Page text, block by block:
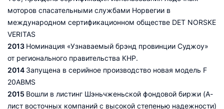
моторов спасательными службами Норвегии в
международном сертификационном обществе DET NORSKE
VERITAS
2013 Номинация «Узнаваемый брэнд провинции Суджоу»
от регионального правительства КНР.
2014 Запущена в серийное производство новая модель F
20ABMS
2015 Вошли в листинг Шэньчженьской фондовой биржи (А-
лист восточных компаний с высокой степенью надежности)